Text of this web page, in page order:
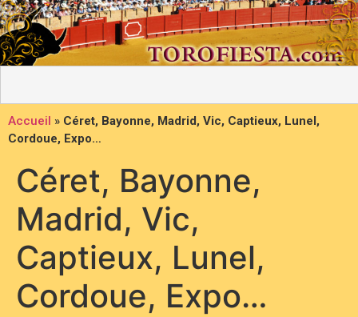
Accueil » Céret, Bayonne, Madrid, Vic, Captieux, Lunel,
Cordoue, Expo…
Céret, Bayonne,
Madrid, Vic,
Captieux, Lunel,
Cordoue, Expo…